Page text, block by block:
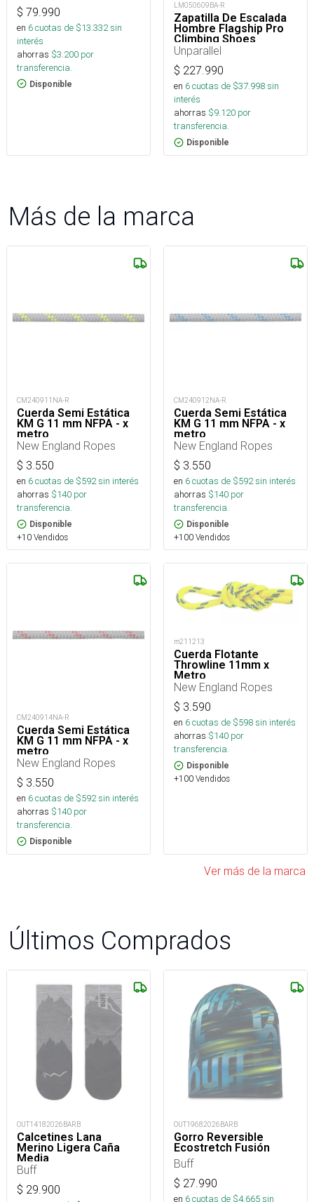
$ 79.990
en 6cuotas de $13.332sin
interés
ahorras $3.200 por
transferencia.
Disponible
LM050609BA-R
Zapatilla De Escalada
Hombre Flagship Pro
Climbing Shoes
Unparallel
$ 227.990
en 6cuotas de $37.998sin
interés
ahorras $9.120 por
transferencia.
Disponible
Más de la marca
CM240911NA-R
Cuerda Semi Estática
KM G 11 mm NFPA - x
metro
New England Ropes
$ 3.550
en 6cuotas de $592sin interés
ahorras $140 por
transferencia.
Disponible
+10 Vendidos
CM240912NA-R
Cuerda Semi Estática
KM G 11 mm NFPA - x
metro
New England Ropes
$ 3.550
en 6cuotas de $592sin interés
ahorras $140 por
transferencia.
Disponible
+100 Vendidos
CM240914NA-R
Cuerda Semi Estática
KM G 11 mm NFPA - x
metro
New England Ropes
$ 3.550
en 6cuotas de $592sin interés
ahorras $140 por
transferencia.
Disponible
m211213
Cuerda Flotante
Throwline 11mm x
Metro
New England Ropes
$ 3.590
en 6cuotas de $598sin interés
ahorras $140 por
transferencia.
Disponible
+100 Vendidos
Ver más de la marca
Últimos Comprados
OUT14182026BARB
Calcetines Lana
Merino Ligera Caña
Media
Buff
$ 29.900
OUT19682026BARB
Gorro Reversible
Ecostretch Fusión
Buff
$ 27.990
en 6cuotas de $4.665sin